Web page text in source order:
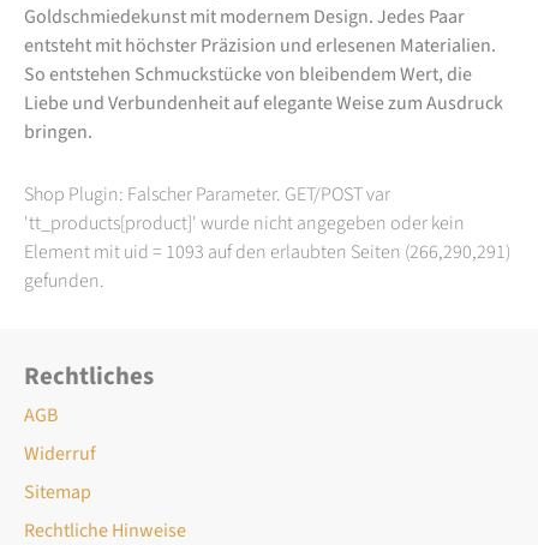
Goldschmiedekunst mit modernem Design. Jedes Paar
entsteht mit höchster Präzision und erlesenen Materialien.
So entstehen Schmuckstücke von bleibendem Wert, die
Liebe und Verbundenheit auf elegante Weise zum Ausdruck
bringen.
Shop Plugin: Falscher Parameter. GET/POST var
'tt_products[product]' wurde nicht angegeben oder kein
Element mit uid = 1093 auf den erlaubten Seiten (266,290,291)
gefunden.
Rechtliches
AGB
Widerruf
Sitemap
Rechtliche Hinweise